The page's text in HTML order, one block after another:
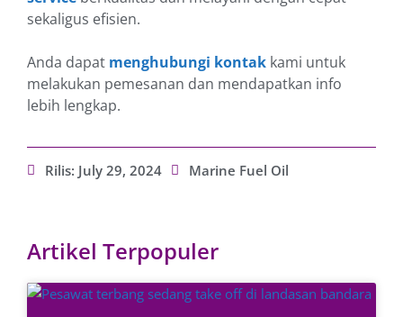
sekaligus efisien.
Anda dapat menghubungi kontak kami untuk
melakukan pemesanan dan mendapatkan info
lebih lengkap.
Rilis: July 29, 2024 Marine Fuel Oil
Artikel Terpopuler